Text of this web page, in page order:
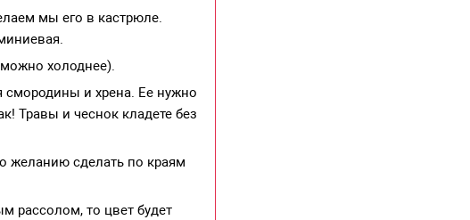
мы его в кастрюле.
холоднее).
смородины и хрена. Ее нужно
Травы и чеснок кладете без
желанию сделать по краям
рассолом, то цвет будет